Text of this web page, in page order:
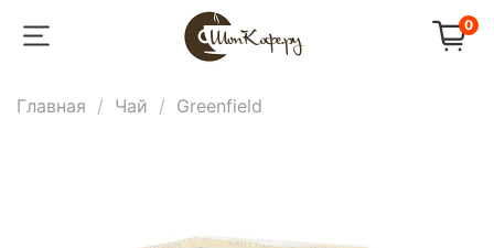
0
Главная Чай Greenfield